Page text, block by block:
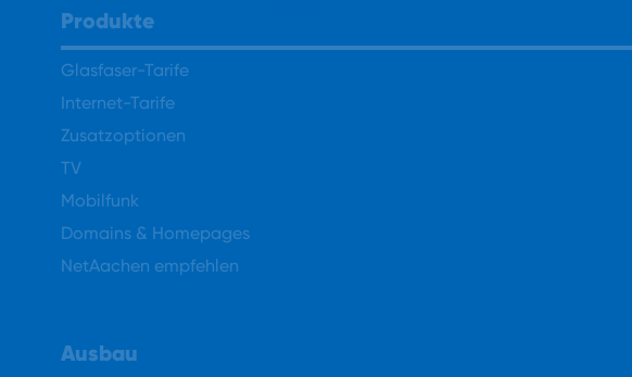
Produkte
Glasfaser-Tarife
Internet-Tarife
Zusatzoptionen
TV
Mobilfunk
Domains & Homepages
NetAachen empfehlen
Ausbau